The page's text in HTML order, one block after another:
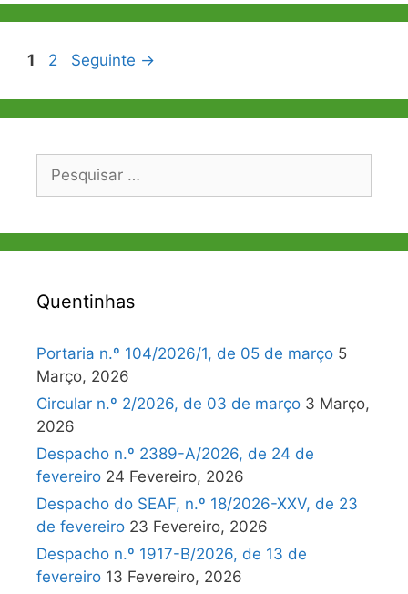
Navegação
artigos
Página
1 Página
2 Seguinte →
Pesquisar
Quentinhas
Portaria n.º 104/2026/1, de 05 de março 5
Março, 2026
Circular n.º 2/2026, de 03 de março 3 Março,
2026
Despacho n.º 2389-A/2026, de 24 de
fevereiro 24 Fevereiro, 2026
Despacho do SEAF, n.º 18/2026-XXV, de 23
de fevereiro 23 Fevereiro, 2026
Despacho n.º 1917-B/2026, de 13 de
fevereiro 13 Fevereiro, 2026